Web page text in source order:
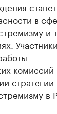
в
и
комиссий
стратегии
в